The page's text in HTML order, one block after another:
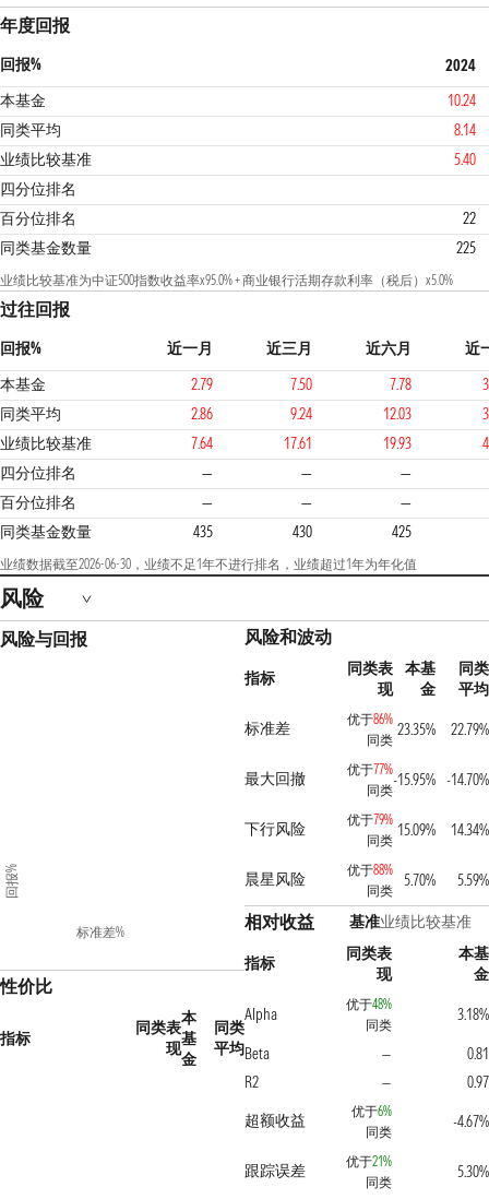
年度回报
回报%
2024
本基金
10.24
同类平均
8.14
业绩比较基准
5.40
四分位排名
1 4
百分位排名
22
同类基金数量
225
业绩比较基准为中证500指数收益率x95.0% + 商业银行活期存款利率（税后）x5.0%
过往回报
回报% 近一月 近三月 近六月
近
本基金
2.79 7.50 7.78
同类平均
2.86 9.24 12.03
业绩比较基准
7.64 17.61 19.93
四分位排名
— — —
4
百分位排名 — —
—
同类基金数量
435 430 425
业绩数据截至2026-06-30，业绩不足1年不进行排名，业绩超过1年为年化值
风险
风险与回报
标准差%
回报%
性价比
指标
同类表
现
本
基
金
同类
平均
风险和波动
指标
同类表
现
本基
金
同类
平均
标准差
优于86%
同类
23.35% 22.79%
最大回撤 优于77%
同类
-15.95% -14.70%
下行风险 优于79%
同类
15.09% 14.34%
晨星风险 优于88%
同类
5.70% 5.59%
相对收益 基准业绩比较基准
指标
同类表
现
本基
金
Alpha
优于48%
同类
3.18%
Beta
—
0.81
R2
—
0.97
超额收益
优于6%
同类
-4.67%
跟踪误差 优于21%
同类
5.30%